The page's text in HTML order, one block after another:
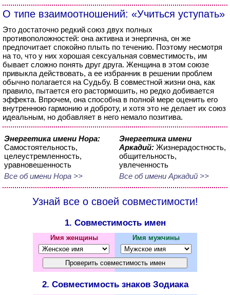
О типе взаимоотношений: «Учиться уступать»
Это достаточно редкий союз двух полных
противоположностей: она активна и энергична, он же
предпочитает спокойно плыть по течению. Поэтому несмотря
на то, что у них хорошая сексуальная совместимость, им
бывает сложно понять друг друга. Женщина в этом союзе
привыкла действовать, а ее избранник в решении проблем
обычно полагается на Судьбу. В совместной жизни она, как
правило, пытается его растормошить, но редко добивается
эффекта. Впрочем, она способна в полной мере оценить его
внутреннюю гармонию и доброту, и хотя это не делает их союз
идеальным, но добавляет в него немало позитива.
Энергетика имени Нора:
Самостоятельность,
целеустремленность,
уравновешенность
Все об имени Нора >>
Энергетика имени
Аркадий: Жизнерадостность,
общительность,
увлеченность
Все об имени Аркадий >>
Узнай все о своей совместимости!
1. Совместимость имен
Имя женщины Имя мужчины
2. Совместимость знаков Зодиака